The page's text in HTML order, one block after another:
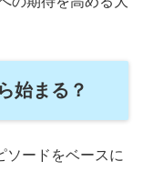
始まる？
ソードをベースに